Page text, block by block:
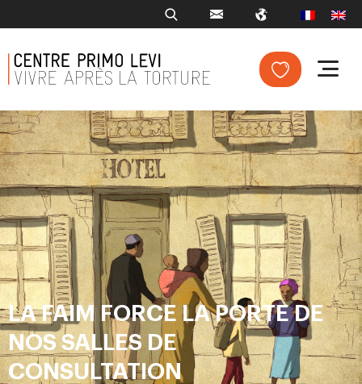
LA FAIM FORCE LA PORTE DE
NOS SALLES DE
CONSULTATION